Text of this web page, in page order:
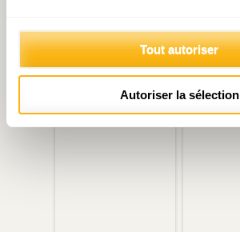
Tout autoriser
Autoriser la sélection
Articles liés